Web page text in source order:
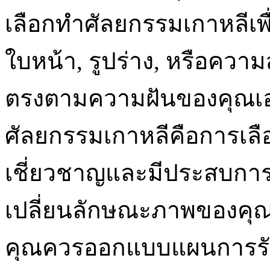
เลือกทำศัลยกรรมเกาหลี
ใบหน้า, รูปร่าง, หรือคว
ตรงตามความฝันของคุณเ
ศัลยกรรมเกาหลีคือการ
เชี่ยวชาญและมีประสบก
เปลี่ยนลักษณะภาพของคุ
คุณควรออกแบบแผนการ